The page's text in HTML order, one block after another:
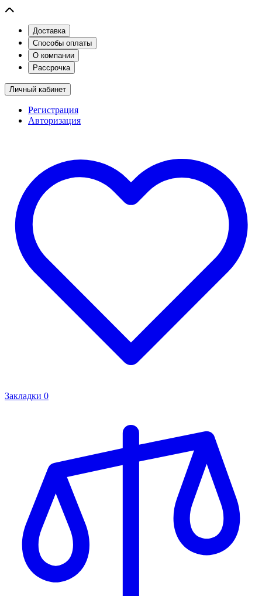
Доставка
Способы оплаты
О компании
Рассрочка
Личный кабинет
Регистрация
Авторизация
Закладки 0